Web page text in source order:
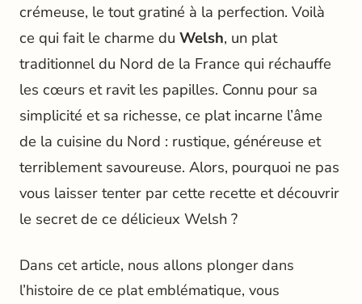
crémeuse, le tout gratiné à la perfection. Voilà
ce qui fait le charme du Welsh, un plat
traditionnel du Nord de la France qui réchauffe
les cœurs et ravit les papilles. Connu pour sa
simplicité et sa richesse, ce plat incarne l’âme
de la cuisine du Nord : rustique, généreuse et
terriblement savoureuse. Alors, pourquoi ne pas
vous laisser tenter par cette recette et découvrir
le secret de ce délicieux Welsh ?
Dans cet article, nous allons plonger dans
l’histoire de ce plat emblématique, vous